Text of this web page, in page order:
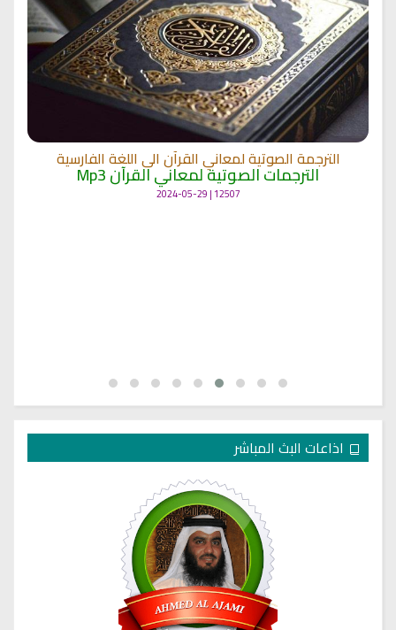
الترجمة الصوتية لمعاني القرآن الى اللغة الفارسية
الترجمات الصوتية لمعاني القرآن Mp3
12507 | 2024-05-29
اذاعات البث المباشر